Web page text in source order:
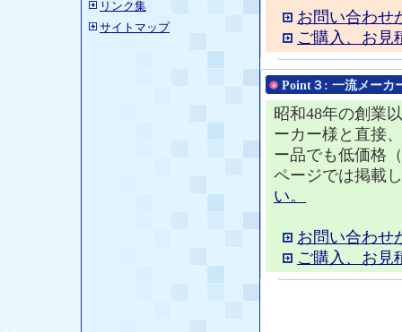
リンク集
サイトマップ
お問い合わせ
ご購入、お見
Point３: 一流メーカ
昭和48年の創業
ーカー様と直接
ー品でも低価格
ページでは掲載
い。
お問い合わせ
ご購入、お見